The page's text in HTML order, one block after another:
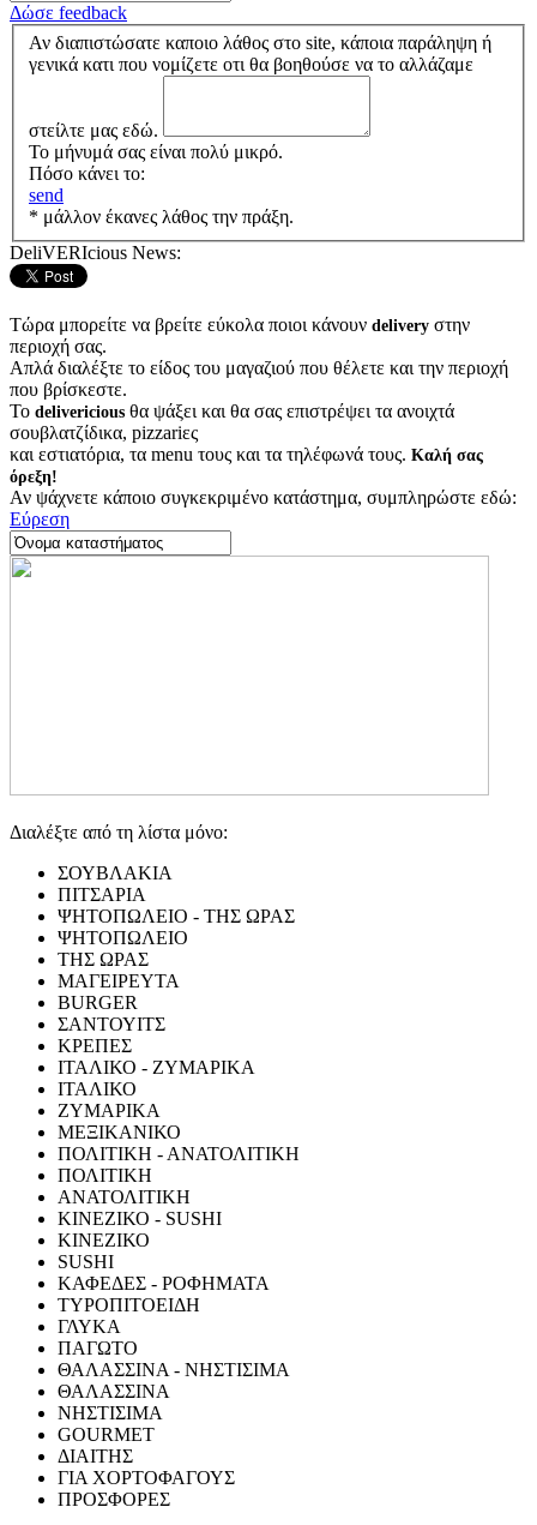
Δώσε feedback
Αν διαπιστώσατε καποιο λάθος στο site, κάποια παράληψη ή
γενικά κατι που νομίζετε οτι θα βοηθούσε να το αλλάζαμε
στείλτε μας εδώ.
Το μήνυμά σας είναι πολύ μικρό.
Πόσο κάνει το:
send
* μάλλον έκανες λάθος την πράξη.
DeliVERIcious News:
Τώρα μπορείτε να βρείτε εύκολα ποιοι κάνουν delivery στην
περιοχή σας.
Απλά διαλέξτε το είδος του μαγαζιού που θέλετε και την περιοχή
που βρίσκεστε.
Το delivericious θα ψάξει και θα σας επιστρέψει τα ανοιχτά
σουβλατζίδικα, pizzariες
και εστιατόρια, τα menu τους και τα τηλέφωνά τους. Καλή σας
όρεξη!
Αν ψάχνετε κάποιο συγκεκριμένο κατάστημα, συμπληρώστε εδώ:
Εύρεση
Διαλέξτε από τη λίστα μόνο:
ΣΟΥΒΛΑΚΙΑ
ΠΙΤΣΑΡΙΑ
ΨΗΤΟΠΩΛΕΙΟ - ΤΗΣ ΩΡΑΣ
ΨΗΤΟΠΩΛΕΙΟ
ΤΗΣ ΩΡΑΣ
ΜΑΓΕΙΡΕΥΤΑ
BURGER
ΣΑΝΤΟΥΙΤΣ
ΚΡΕΠΕΣ
ΙΤΑΛΙΚΟ - ΖΥΜΑΡΙΚΑ
ΙΤΑΛΙΚΟ
ΖΥΜΑΡΙΚΑ
ΜΕΞΙΚΑΝΙΚΟ
ΠΟΛΙΤΙΚΗ - ΑΝΑΤΟΛΙΤΙΚΗ
ΠΟΛΙΤΙΚΗ
ΑΝΑΤΟΛΙΤΙΚΗ
ΚΙΝΕΖΙΚΟ - SUSHI
ΚΙΝΕΖΙΚΟ
SUSHI
ΚΑΦΕΔΕΣ - ΡΟΦΗΜΑΤΑ
ΤΥΡΟΠΙΤΟΕΙΔΗ
ΓΛΥΚΑ
ΠΑΓΩΤΟ
ΘΑΛΑΣΣΙΝΑ - ΝΗΣΤΙΣΙΜΑ
ΘΑΛΑΣΣΙΝΑ
ΝΗΣΤΙΣΙΜΑ
GOURMET
ΔΙΑΙΤΗΣ
ΓΙΑ ΧΟΡΤΟΦΑΓΟΥΣ
ΠΡΟΣΦΟΡΕΣ